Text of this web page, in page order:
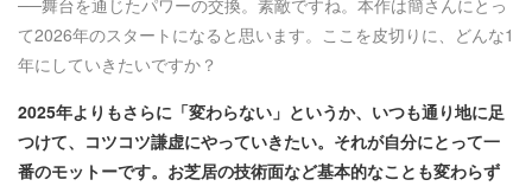
て2026年のスタートになると思います。ここを皮切りに、どんな1
年にしていきたいですか？
2025年よりもさらに「変わらない」というか、いつも通り地に足
つけて、コツコツ謙虚にやっていきたい。それが自分にとって一
番のモットーです。お芝居の技術面など基本的なことも変わらず